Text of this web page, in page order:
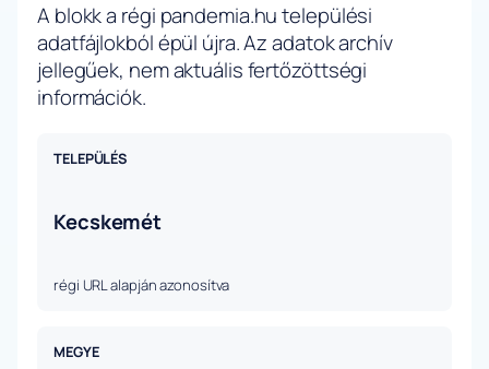
A blokk a régi pandemia.hu települési
adatfájlokból épül újra. Az adatok archív
jellegűek, nem aktuális fertőzöttségi
információk.
TELEPÜLÉS
Kecskemét
régi URL alapján azonosítva
MEGYE